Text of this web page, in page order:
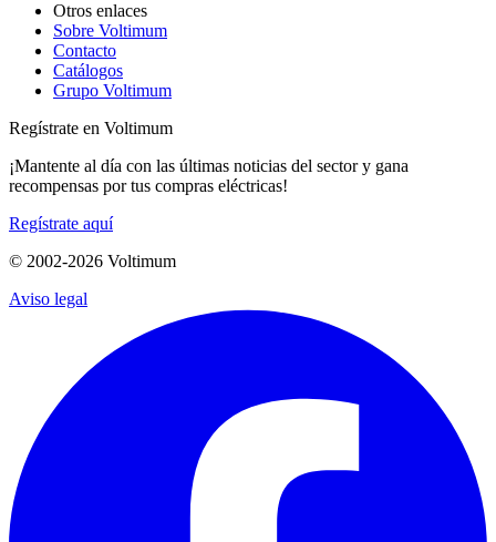
Otros enlaces
Sobre Voltimum
Contacto
Catálogos
Grupo Voltimum
Regístrate en Voltimum
¡Mantente al día con las últimas noticias del sector y gana
recompensas por tus compras eléctricas!
Regístrate aquí
© 2002-2026 Voltimum
Aviso legal